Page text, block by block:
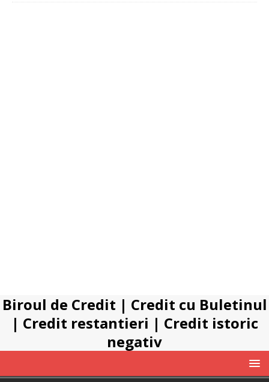
Biroul de Credit | Credit cu Buletinul
| Credit restantieri | Credit istoric
negativ